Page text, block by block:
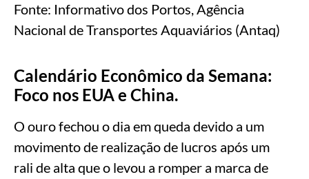
Fonte: Informativo dos Portos, Agência
Nacional de Transportes Aquaviários (Antaq)
Calendário Econômico da Semana:
Foco nos EUA e China.
O ouro fechou o dia em queda devido a um
movimento de realização de lucros após um
rali de alta que o levou a romper a marca de